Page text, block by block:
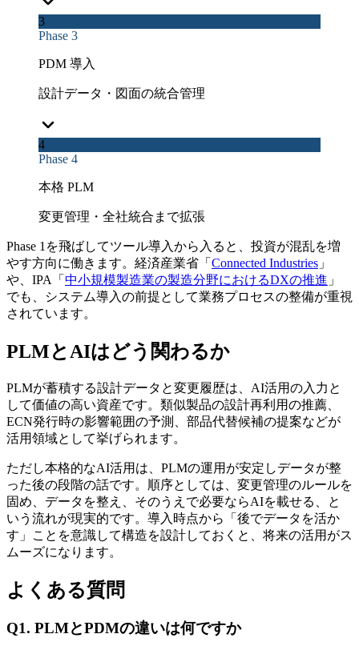
3
Phase 3
PDM 導入
設計データ・図面の統合管理
4
Phase 4
本格 PLM
変更管理・全社統合まで拡張
Phase 1を飛ばしてツール導入から入ると、投資が混乱を増
やす方向に働きます。経済産業省「 Connected Industries 」
や、IPA「 中小規模製造業の製造分野におけるDXの推進 」
でも、システム導入の前提として業務プロセスの整備が重視
されています。
PLMとAIはどう関わるか
PLMが蓄積する設計データと変更履歴は、AI活用の入力と
して価値の高い資産です。類似製品の設計再利用の推薦、
ECN発行時の影響範囲の予測、部品代替候補の提案などが
活用領域として挙げられます。
ただし本格的なAI活用は、PLMの運用が安定しデータが整
った後の段階の話です。順序としては、変更管理のルールを
固め、データを整え、そのうえで必要ならAIを載せる、と
いう流れが現実的です。導入時点から「後でデータを活か
す」ことを意識して構造を設計しておくと、将来の活用がス
ムーズになります。
よくある質問
Q1. PLMとPDMの違いは何ですか